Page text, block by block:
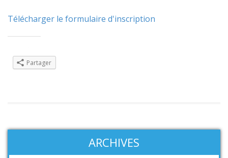
Télécharger le formulaire d'inscription
Partager
ARCHIVES